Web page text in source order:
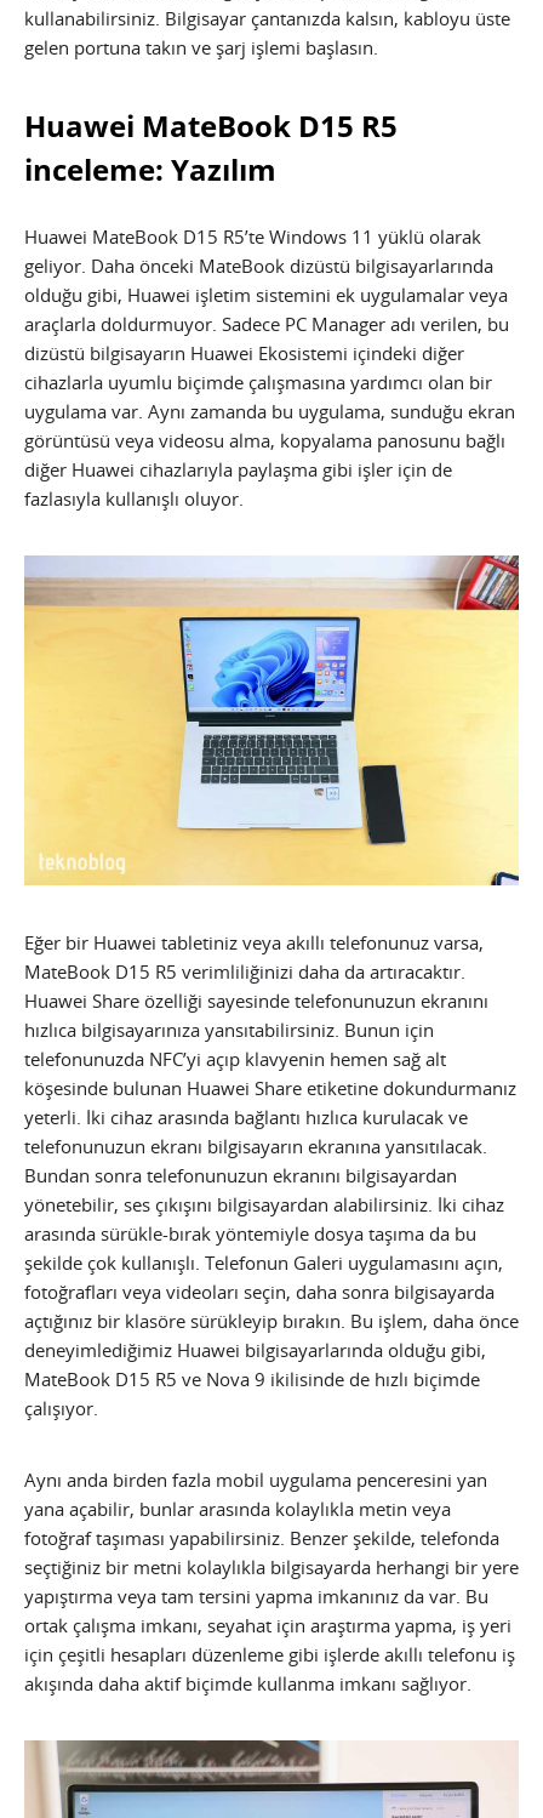
kullanabilirsiniz. Bilgisayar çantanızda kalsın, kabloyu üste
gelen portuna takın ve şarj işlemi başlasın.
Huawei MateBook D15 R5
inceleme: Yazılım
Huawei MateBook D15 R5’te Windows 11 yüklü olarak
geliyor. Daha önceki MateBook dizüstü bilgisayarlarında
olduğu gibi, Huawei işletim sistemini ek uygulamalar veya
araçlarla doldurmuyor. Sadece PC Manager adı verilen, bu
dizüstü bilgisayarın Huawei Ekosistemi içindeki diğer
cihazlarla uyumlu biçimde çalışmasına yardımcı olan bir
uygulama var. Aynı zamanda bu uygulama, sunduğu ekran
görüntüsü veya videosu alma, kopyalama panosunu bağlı
diğer Huawei cihazlarıyla paylaşma gibi işler için de
fazlasıyla kullanışlı oluyor.
Eğer bir Huawei tabletiniz veya akıllı telefonunuz varsa,
MateBook D15 R5 verimliliğinizi daha da artıracaktır.
Huawei Share özelliği sayesinde telefonunuzun ekranını
hızlıca bilgisayarınıza yansıtabilirsiniz. Bunun için
telefonunuzda NFC’yi açıp klavyenin hemen sağ alt
köşesinde bulunan Huawei Share etiketine dokundurmanız
yeterli. İki cihaz arasında bağlantı hızlıca kurulacak ve
telefonunuzun ekranı bilgisayarın ekranına yansıtılacak.
Bundan sonra telefonunuzun ekranını bilgisayardan
yönetebilir, ses çıkışını bilgisayardan alabilirsiniz. İki cihaz
arasında sürükle-bırak yöntemiyle dosya taşıma da bu
şekilde çok kullanışlı. Telefonun Galeri uygulamasını açın,
fotoğrafları veya videoları seçin, daha sonra bilgisayarda
açtığınız bir klasöre sürükleyip bırakın. Bu işlem, daha önce
deneyimlediğimiz Huawei bilgisayarlarında olduğu gibi,
MateBook D15 R5 ve Nova 9 ikilisinde de hızlı biçimde
çalışıyor.
Aynı anda birden fazla mobil uygulama penceresini yan
yana açabilir, bunlar arasında kolaylıkla metin veya
fotoğraf taşıması yapabilirsiniz. Benzer şekilde, telefonda
seçtiğiniz bir metni kolaylıkla bilgisayarda herhangi bir yere
yapıştırma veya tam tersini yapma imkanınız da var. Bu
ortak çalışma imkanı, seyahat için araştırma yapma, iş yeri
için çeşitli hesapları düzenleme gibi işlerde akıllı telefonu iş
akışında daha aktif biçimde kullanma imkanı sağlıyor.